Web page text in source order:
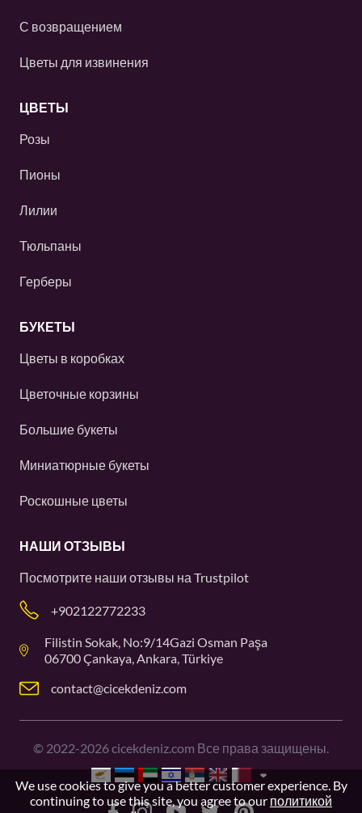
С возвращением
Цветы для извинения
ЦВЕТЫ
Розы
Пионы
Лилии
Тюльпаны
Герберы
БУКЕТЫ
Цветы в коробках
Цветочные корзины
Большие букеты
Миниатюрные букеты
Роскошные цветы
НАШИ ОТЗЫВЫ
Посмотрите наши отзывы на Trustpilot
+902122772233
Filistin Sokak, No:9/14Gazi Osman Paşa
06700 Çankaya, Ankara, Türkiye
contact@cicekdeniz.com
© 2022-2026cicekdeniz.com Все права защищены.
We use cookies to give you a better customer experience. By
continuing to use this site, you agree to our политикой